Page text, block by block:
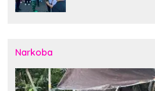
Narkoba